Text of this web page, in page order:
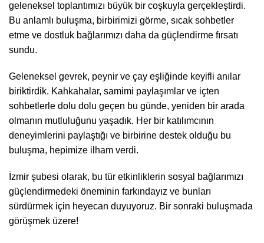
geleneksel toplantımızı büyük bir coşkuyla gerçekleştirdi.
Bu anlamlı buluşma, birbirimizi görme, sıcak sohbetler
etme ve dostluk bağlarımızı daha da güçlendirme fırsatı
sundu.
Geleneksel gevrek, peynir ve çay eşliğinde keyifli anılar
biriktirdik. Kahkahalar, samimi paylaşımlar ve içten
sohbetlerle dolu dolu geçen bu günde, yeniden bir arada
olmanın mutluluğunu yaşadık. Her bir katılımcının
deneyimlerini paylaştığı ve birbirine destek olduğu bu
buluşma, hepimize ilham verdi.
İzmir şubesi olarak, bu tür etkinliklerin sosyal bağlarımızı
güçlendirmedeki öneminin farkındayız ve bunları
sürdürmek için heyecan duyuyoruz. Bir sonraki buluşmada
görüşmek üzere!